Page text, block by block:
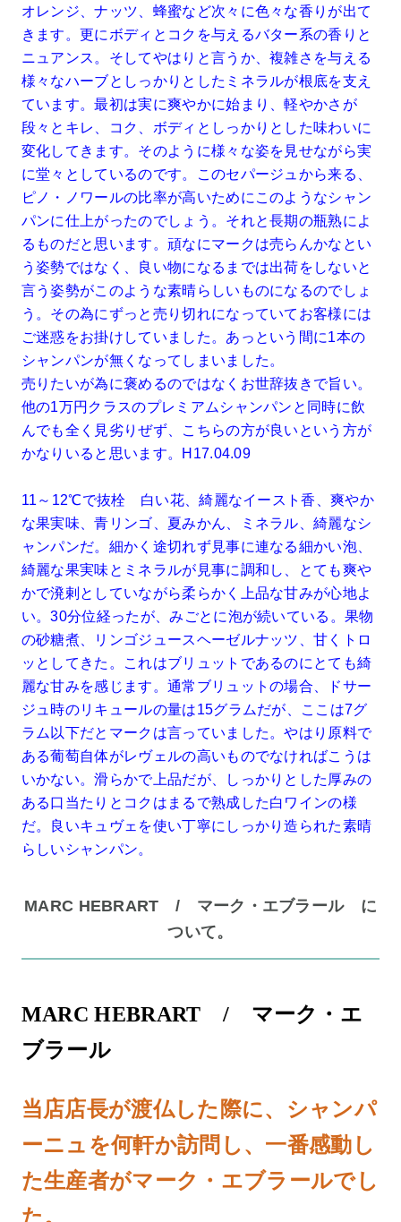
オレンジ、ナッツ、蜂蜜など次々に色々な香りが出て
きます。更にボディとコクを与えるバター系の香りと
ニュアンス。そしてやはりと言うか、複雑さを与える
様々なハーブとしっかりとしたミネラルが根底を支え
ています。最初は実に爽やかに始まり、軽やかさが
段々とキレ、コク、ボディとしっかりとした味わいに
変化してきます。そのように様々な姿を見せながら実
に堂々としているのです。このセパージュから来る、
ピノ・ノワールの比率が高いためにこのようなシャン
パンに仕上がったのでしょう。それと長期の瓶熟によ
るものだと思います。頑なにマークは売らんかなとい
う姿勢ではなく、良い物になるまでは出荷をしないと
言う姿勢がこのような素晴らしいものになるのでしょ
う。その為にずっと売り切れになっていてお客様には
ご迷惑をお掛けしていました。あっという間に1本の
シャンパンが無くなってしまいました。
売りたいが為に褒めるのではなくお世辞抜きで旨い。
他の1万円クラスのプレミアムシャンパンと同時に飲
んでも全く見劣りぜず、こちらの方が良いという方が
かなりいると思います。H17.04.09
11～12℃で抜栓 白い花、綺麗なイースト香、爽やか
な果実味、青リンゴ、夏みかん、ミネラル、綺麗なシ
ャンパンだ。細かく途切れず見事に連なる細かい泡、
綺麗な果実味とミネラルが見事に調和し、とても爽や
かで溌剌としていながら柔らかく上品な甘みが心地よ
い。30分位経ったが、みごとに泡が続いている。果物
の砂糖煮、リンゴジュースヘーゼルナッツ、甘くトロ
ッとしてきた。これはブリュットであるのにとても綺
麗な甘みを感じます。通常ブリュットの場合、ドサー
ジュ時のリキュールの量は15グラムだが、ここは7グ
ラム以下だとマークは言っていました。やはり原料で
ある葡萄自体がレヴェルの高いものでなければこうは
いかない。滑らかで上品だが、しっかりとした厚みの
ある口当たりとコクはまるで熟成した白ワインの様
だ。良いキュヴェを使い丁寧にしっかり造られた素晴
らしいシャンパン。
MARC HEBRART / マーク・エブラール に
ついて。
MARC HEBRART / マーク・エ
ブラール
当店店長が渡仏した際に、シャンパ
ーニュを何軒か訪問し、一番感動し
た生産者がマーク・エブラールでし
た。